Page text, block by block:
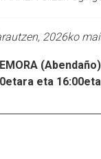
2026ko
eta